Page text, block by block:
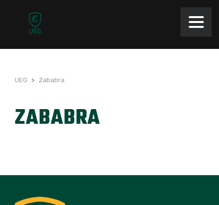
UEG > Zababra
ZABABRA